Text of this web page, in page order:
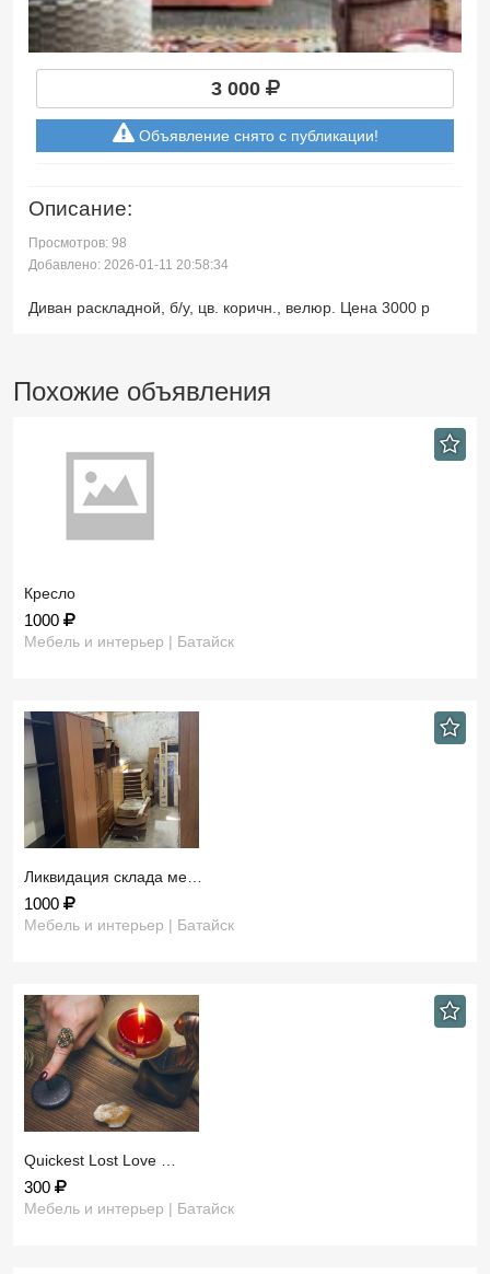
3 000
Объявление снято с публикации!
Описание:
Просмотров: 98
Добавлено: 2026-01-11 20:58:34
Диван раскладной, б/у, цв. коричн., велюр. Цена 3000 р
Похожие объявления
Кресло
1000
Мебель и интерьер | Батайск
Ликвидация склада ме…
1000
Мебель и интерьер | Батайск
​Quickest Lost Love …
300
Мебель и интерьер | Батайск